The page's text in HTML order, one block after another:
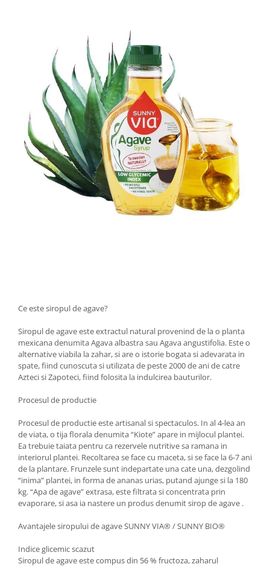
Ce este siropul de agave?
Siropul de agave este extractul natural provenind de la o planta
mexicana denumita Agava albastra sau Agava angustifolia. Este o
alternative viabila la zahar, si are o istorie bogata si adevarata in
spate, fiind cunoscuta si utilizata de peste 2000 de ani de catre
Azteci si Zapoteci, fiind folosita la indulcirea bauturilor.
Procesul de productie
Procesul de productie este artisanal si spectaculos. In al 4-lea an
de viata, o tija florala denumita “Kiote” apare in mijlocul plantei.
Ea trebuie taiata pentru ca rezervele nutritive sa ramana in
interiorul plantei. Recoltarea se face cu maceta, si se face la 6-7 ani
de la plantare. Frunzele sunt indepartate una cate una, dezgolind
“inima” plantei, in forma de ananas urias, putand ajunge si la 180
kg. “Apa de agave” extrasa, este filtrata si concentrata prin
evaporare, si asa ia nastere un produs denumit sirop de agave .
Avantajele siropului de agave SUNNY VIA® / SUNNY BIO®
Indice glicemic scazut
Siropul de agave este compus din 56 % fructoza, zaharul